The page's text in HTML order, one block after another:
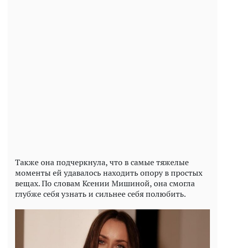
Также она подчеркнула, что в самые тяжелые
моменты ей удавалось находить опору в простых
вещах. По словам Ксении Мишиной, она смогла
глубже себя узнать и сильнее себя полюбить.